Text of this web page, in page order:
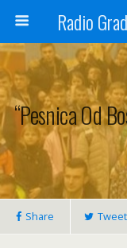
“Pesnica Od
Share Tweet